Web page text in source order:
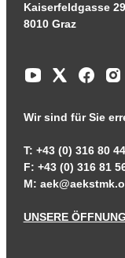
Kaiserfeldgasse 29
8010 Graz
Wir sind für Sie
T: +43 (0) 316 80
F: +43 (0) 316 81
M:
UNSERE